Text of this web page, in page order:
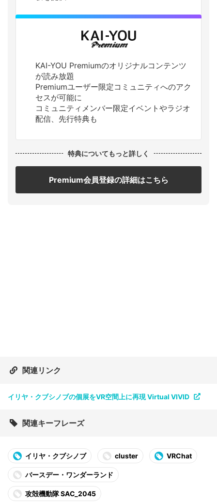
KAI-YOU Premiumのオリジナルコンテンツ
が読み放題
Premiumユーザー限定コミュニティへのアク
セスが可能に
コミュニティメンバー限定イベントやラジオ
配信、先行特典も
特典についてもっと詳しく
Premium会員登録の詳細はこちら
関連リンク
イリヤ・クブシノブの個展をVR空間上に再現 Virtual VIVID
関連キーフレーズ
イリヤ・クブシノブ cluster VRChat
バースデー・ワンダーランド
攻殻機動隊 SAC_2045